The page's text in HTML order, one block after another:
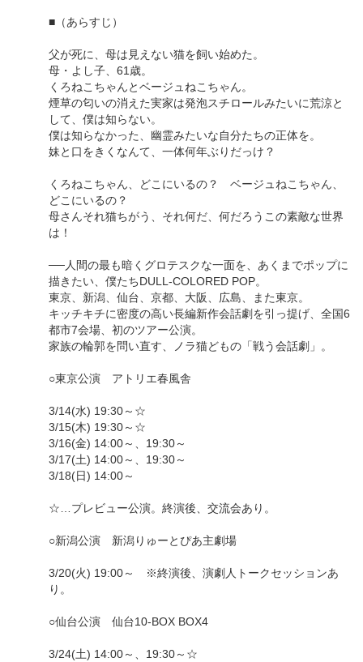
■（あらすじ）
父が死に、母は見えない猫を飼い始めた。
母・よし子、61歳。
くろねこちゃんとベージュねこちゃん。
煙草の匂いの消えた実家は発泡スチロールみたいに荒涼と
して、僕は知らない。
僕は知らなかった、幽霊みたいな自分たちの正体を。
妹と口をきくなんて、一体何年ぶりだっけ？
くろねこちゃん、どこにいるの？ ベージュねこちゃん、
どこにいるの？
母さんそれ猫ちがう、それ何だ、何だろうこの素敵な世界
は！
──人間の最も暗くグロテスクな一面を、あくまでポップに
描きたい、僕たちDULL-COLORED POP。
東京、新潟、仙台、京都、大阪、広島、また東京。
キッチキチに密度の高い長編新作会話劇を引っ提げ、全国6
都市7会場、初のツアー公演。
家族の輪郭を問い直す、ノラ猫どもの「戦う会話劇」。
○東京公演 アトリエ春風舎
3/14(水) 19:30～☆
3/15(木) 19:30～☆
3/16(金) 14:00～、19:30～
3/17(土) 14:00～、19:30～
3/18(日) 14:00～
☆…プレビュー公演。終演後、交流会あり。
○新潟公演 新潟りゅーとぴあ主劇場
3/20(火) 19:00～ ※終演後、演劇人トークセッションあ
り。
○仙台公演 仙台10-BOX BOX4
3/24(土) 14:00～、19:30～☆